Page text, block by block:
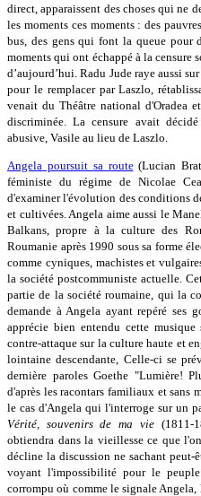
direct, apparaissent des choses qui ne
les moments ces moments : des
bus, des gens qui font la queue pour
moments qui ont échappé à la censure
d’aujourd’hui. Radu Jude raye aussi
pour le remplacer par Laszlo,
venait du Théâtre national d'Oradea
discriminée. La censure avait
abusive, Vasile au lieu de Laszlo.
Angela poursuit sa route(Lucian
féministe du régime de Nicolae
d'examiner l'évolution des conditions
et cultivées. Angela aime aussi le
Balkans, propre à la culture des
Roumanie après 1990 sous sa forme
comme cyniques, machistes et
la société postcommuniste actuelle.
partie de la société roumaine, qui la
demande à Angela ayant repéré ses
apprécie bien entendu cette
contre-attaque sur la culture haute et
lointaine descendante, Celle-ci se
dernière paroles Goethe "Lumière!
d'après les racontars familiaux et sans
le cas d'Angela qui l'interroge sur un
Vérité, souvenirs de ma vie(1811-
obtiendra dans la vieillesse ce que
décline la discussion ne sachant peut-
voyant l'impossibilité pour le
corrompu où comme le signale